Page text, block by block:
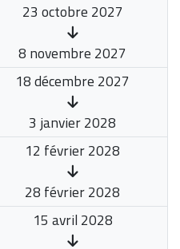
23 octobre 2027
8 novembre 2027
18 décembre 2027
3 janvier 2028
12 février 2028
28 février 2028
15 avril 2028